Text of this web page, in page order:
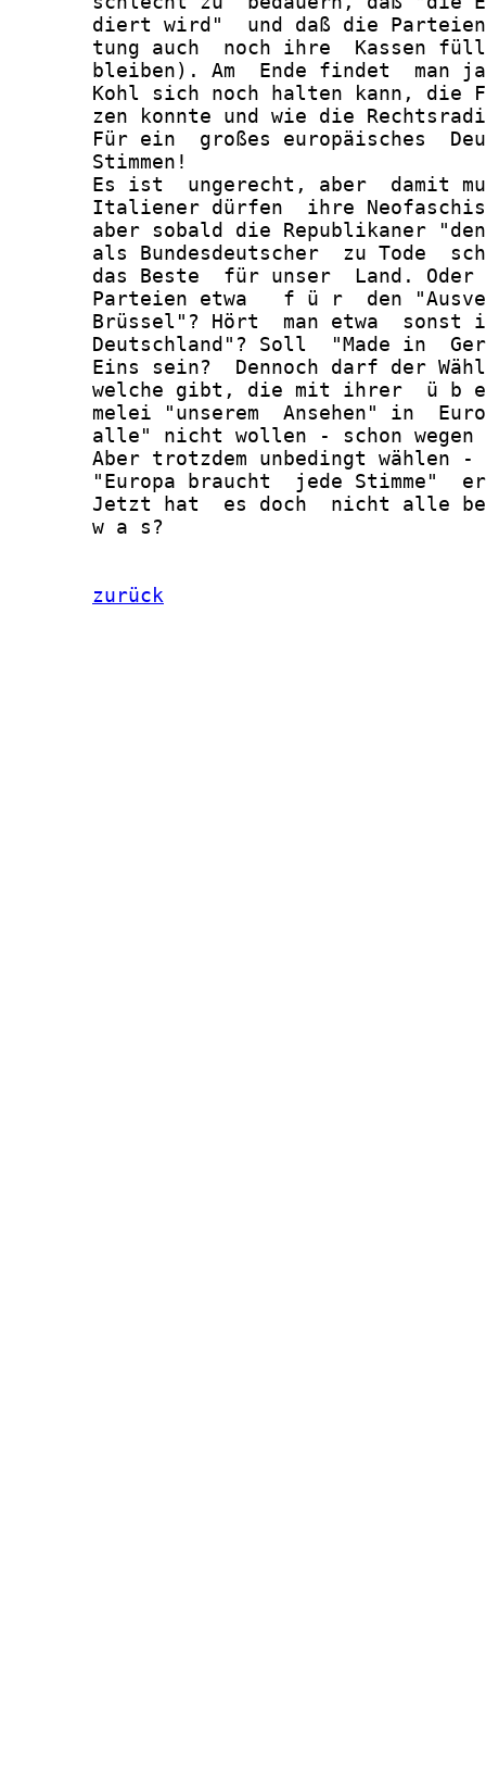
diert wird"  und daß die
tung auch  noch ihre  Kassen
bleiben). Am  Ende findet  man
Kohl sich noch halten kann, die
zen konnte und wie die
Für ein  großes europäisches
       Stimmen!
Es ist  ungerecht, aber  damit
Italiener dürfen  ihre
aber sobald die Republikaner
als Bundesdeutscher  zu Tode
das Beste  für unser  Land.
Parteien etwa   f ü r  den
Brüssel"? Hört  man etwa  sonst
Deutschland"? Soll  "Made in
Eins sein?  Dennoch darf der
welche gibt, die mit ihrer  ü b
melei "unserem  Ansehen" in
alle" nicht wollen - schon wegen
Aber trotzdem unbedingt wählen -
"Europa braucht  jede Stimme"
Jetzt hat  es doch  nicht alle
       w a s?
zurück